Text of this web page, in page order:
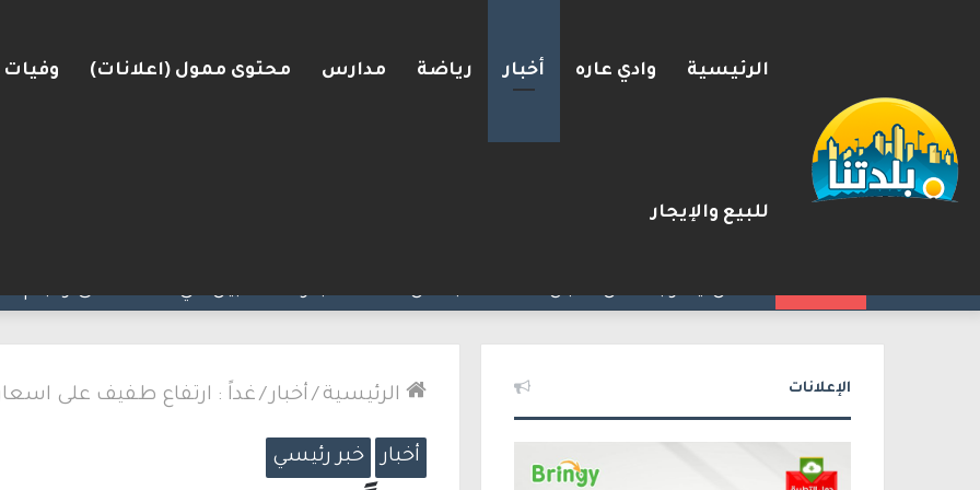
الرئيسية وادي عاره أخبار رياضة مدارس محتوى ممول (اعلانات) وفيات
للبيع والإيجار
إستعدوا : موجة حر جديدة تضرب البلاد
الرئيسية / أخبار / غداً : ارتفاع طفيف على اسعار
أخبار خبر رئيسي
الإعلانات